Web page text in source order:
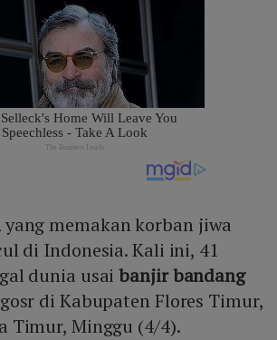
yang memakan korban jiwa
di Indonesia. Kali ini, 41
dunia usaibanjir bandang
di Kabupaten Flores Timur,
Timur, Minggu (4/4).